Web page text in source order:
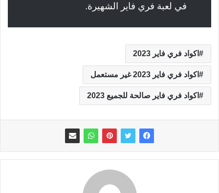
في لعبة فري فاير الشهيرة.
اكواد فري فاير 2023
اكواد فري فاير 2023 غير مستعمل
اكواد فري فاير صالحة للجميع 2023